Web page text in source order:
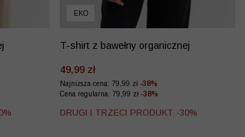
EKO
T-shirt z bawełny organicznej
49,99 zł
Najniższa cena: 79,99 zł -38%
Cena regularna: 79,99 zł -38%
DRUGI I TRZECI PRODUKT -30%